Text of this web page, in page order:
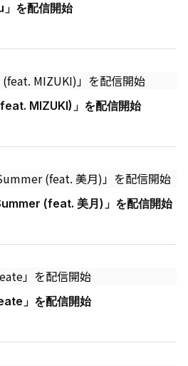
を配信開始
MIZUKI)」を配信開始
(feat. 美月)」を配信開始
」を配信開始